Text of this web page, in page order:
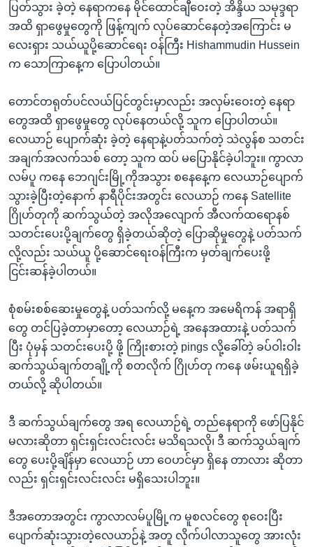
ပြတ်သွား ခဲ့တဲ့ နေရာကနေ မိုင်ထောင်ချီဝေးတဲ့ အိန္ဒိယ သမုဒ္ဒရာ
အထိ ရှာဖွေမှုတွေကို ဖြန့်ကျက် လုပ်ဆောင်နေတဲ့အကြောင်း မ
လေးရှား သယ်ယူပို့ဆောင်ရေး ဝန်ကြီး Hishammudin Hussein
က သောကြာနေ့က ပြောပါတယ်။
တောင်တရုတ်ပင်လယ်ပြင်တွင်းမှာလည်း အလှမ်းဝေးတဲ့ နေရာ
တွေအထိ ရှာဖွေမှုတွေ လုပ်နေတယ်လို့ သူက ပြောပါတယ်။
လေယာဉ် ပျောက်ဆုံး ခဲ့တဲ့ နေရာနဲ့ပတ်သက်တဲ့ သဲလွန်စ သတင်း
အချက်အလက်သစ် တော့ သူက ထပ် မပြောနိုင်ခဲ့ပါဘူး။ ကွာလာ
လမ်ပူ ကနေ ဘေဂျင်းမြို့ကိုအသွား စနေနေ့က လေယာဉ်ပျောက်
သွားခဲ့ပြီးတဲ့နောက် နာရီပိုင်းအတွင်း လေယာဉ် ကနေ Satellite
ဂြိုဟ်တုကို ဆက်သွယ်တဲ့ အလိုအလျောက် အီလက်ထရောနစ်
သတင်းပေးပို့ချက်တွေ ရှိခဲ့တယ်ဆိုတဲ့ ပြောဆိုမှုတွေနဲ့ ပတ်သက်
လို့လည်း သယ်ယူ ပို့ဆောင်ရေးဝန်ကြီးက မှတ်ချက်ပေးဖို့
ငြင်းဆန်ခဲ့ပါတယ်။
စုံစမ်းစစ်ဆေးမှုတွေနဲ့ ပတ်သက်လို့ မနေ့က အမေရိကန် အရာရှိ
တွေ တင်ပြခဲ့တာမှာတော့ လေယာဉ်ရဲ့ အနေအထားနဲ့ ပတ်သက်
ပြီး ပုံမှန် သတင်းပေးပို့ ဖို့ ကြိုးစားတဲ့ pings လို့ခေါ်တဲ့ ခပ်ဝါးဝါး
ဆက်သွယ်ချက်တချို့ကို စတလိုက် ဂြိုဟ်တု ကနေ ဖမ်းယူရရှိခဲ့
တယ်လို့ ဆိုပါတယ်။
ဒီ ဆက်သွယ်ချက်တွေ အရ လေယာဉ်ရဲ့ တည်နေရာကို ဖော်ပြနိုင်
မလားဆိုတာ ရှင်းရှင်းလင်းလင်း မသိရသလို၊ ဒီ ဆက်သွယ်ချက်
တွေ ပေးပို့ချိန်မှာ လေယာဉ် ဟာ ဝေဟင်မှာ ရှိနေ တာလား ဆိုတာ
လည်း ရှင်းရှင်းလင်းလင်း မရှိသေးပါဘူး။
ဒီအတောအတွင်း ကွာလာလမ်ပူမြို့က မူစလင်တွေ စုဝေးပြီး
ပျောက်ဆုံးသွားတဲ့လေယာဉ်နဲ့ အတူ လိုက်ပါလာသူတွေ အားလုံး